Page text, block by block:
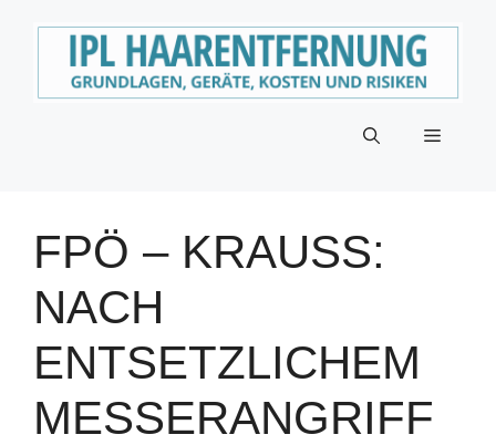
Menü
FPÖ – KRAUSS:
NACH
ENTSETZLICHEM
MESSERANGRIFF